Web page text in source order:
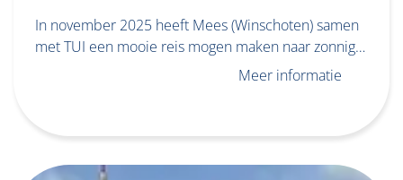
In november 2025 heeft Mees (Winschoten) samen
met TUI een mooie reis mogen maken naar zonnig…
Meer informatie